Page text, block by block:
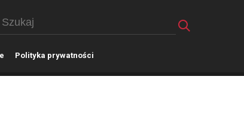
Polityka prywatności